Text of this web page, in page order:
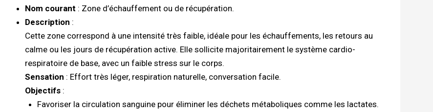
Nom courant : Zone d’échauffement ou de récupération.
Description :
Cette zone correspond à une intensité très faible, idéale pour les échauffements, les retours au
calme ou les jours de récupération active. Elle sollicite majoritairement le système cardio-
respiratoire de base, avec un faible stress sur le corps.
Sensation : Effort très léger, respiration naturelle, conversation facile.
Objectifs:
Favoriser la circulation sanguine pour éliminer les déchets métaboliques comme les lactates.